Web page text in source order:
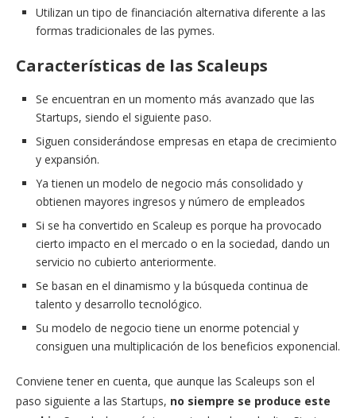
Utilizan un tipo de financiación alternativa diferente a las
formas tradicionales de las pymes.
Características de las Scaleups
Se encuentran en un momento más avanzado que las
Startups, siendo el siguiente paso.
Siguen considerándose empresas en etapa de crecimiento
y expansión.
Ya tienen un modelo de negocio más consolidado y
obtienen mayores ingresos y número de empleados
Si se ha convertido en Scaleup es porque ha provocado
cierto impacto en el mercado o en la sociedad, dando un
servicio no cubierto anteriormente.
Se basan en el dinamismo y la búsqueda continua de
talento y desarrollo tecnológico.
Su modelo de negocio tiene un enorme potencial y
consiguen una multiplicación de los beneficios exponencial.
Conviene tener en cuenta, que aunque las Scaleups son el
paso siguiente a las Startups, no siempre se produce este